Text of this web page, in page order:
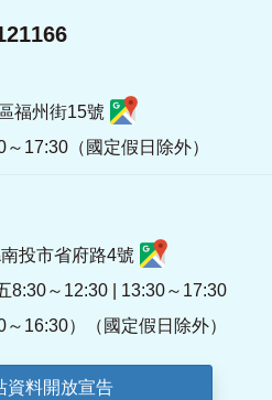
福州街15號
17:30（國定假日除外）
投市省府路4號
8:30～12:30 | 13:30～17:30
～16:30）（國定假日除外）
資料開放宣告